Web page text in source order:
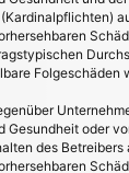
Folgeschäden
Gesundheit oder
des